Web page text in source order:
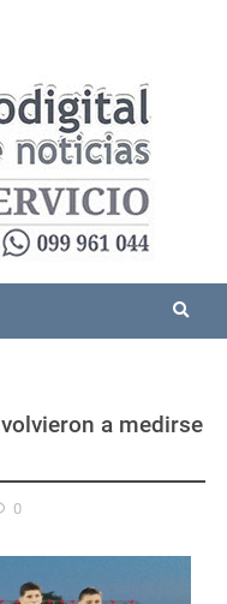
a medirse
0